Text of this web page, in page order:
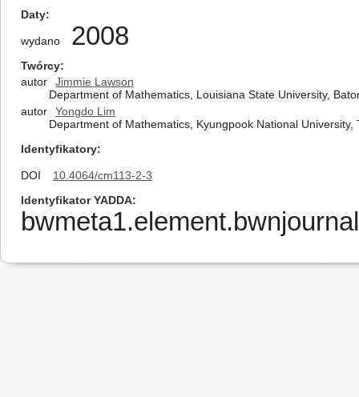
Daty
wydano 2008
Twórcy
autor
Jimmie Lawson
Department of Mathematics, Louisiana State University,
autor
Yongdo Lim
Department of Mathematics, Kyungpook National University,
Identyfikatory
DOI
10.4064/cm113-2-3
Identyfikator YADDA